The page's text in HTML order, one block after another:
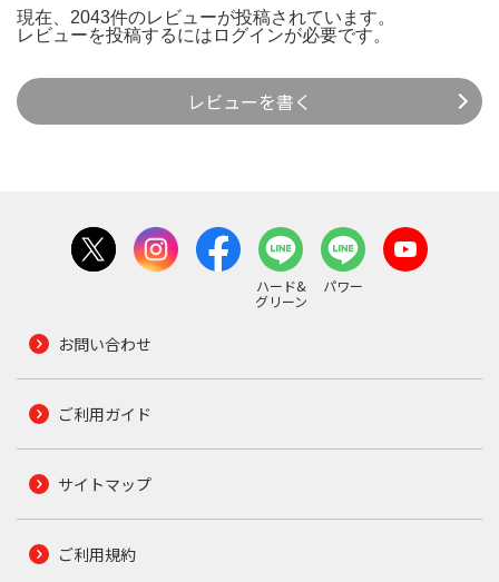
現在、2043件のレビューが投稿されています。
レビューを投稿するには ログインが必要です。
レビューを書く
ハード&
グリーン
パワー
お問い合わせ
ご利用ガイド
サイトマップ
ご利用規約